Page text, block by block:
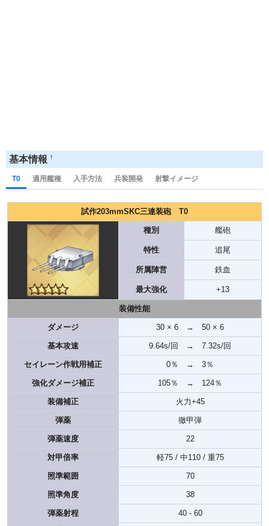
基本情報 †
T0 適用艦種 入手方法 兵装開発 射撃イメージ
試作203mmSKC三連装砲 T0
種別 艦砲
特性 追尾
所属陣営 鉄血
最大強化 +13
装備性能
ダメージ 30 × 6 → 50 × 6
基本攻速 9.64s/回 → 7.32s/回
セイレーン作戦用補正 0％ → 3％
強化ダメージ補正 105％ → 124％
装備補正 火力+45
弾薬 徹甲弾
弾薬速度 22
対甲倍率 軽75 / 中110 / 重75
照準範囲 70
照準角度 38
弾薬射程 40 - 60